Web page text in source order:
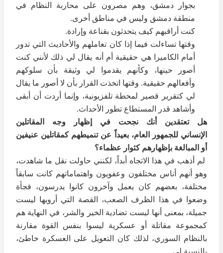
بجوار دمشق، وهم مصرون على محاربة النظام في
منطقة دمشق وليس في مناطق أخرى.
كنت أراقبهم كيف يتحدثون بقناعة وإرادة.
وقتها تساءلت فيما إذا كان تعاملهم والأحاديث التي تدور
أمام الكاميرا هي حقيقية أم أنه يقال لي ذلك لأنني كنت
أصور حينها، وكأنهم يقدموا لي وثيقة بأن سلوكهم
وأفعالهم حقيقية. وقتها اتخذت القرار بأن لا أصور ما يقال
لي كتقرير قصير لمحطة تلفزيونية، وإنما أردت أن أبقى
وأشاهد قدر المستطاع تطور الأحداث.
هل تعتقدين أنك نجحت في إظهار وجه المقاتلين
الإنساني للجمهور العام، بعيداً عن تنميطهم كمقاتلين عنيفين
أو المبالغة بإظهارهم كثوار عظماء؟
لم أذهب في هذا الاتجاه أبداً، لكنني حاولت نقل ما شاهدت،
وهو أنهم أناس مختلفون وعفويون واهتماماتهم كانت سابقاً
مختلفة، بعضهم كان يعمل وآخرون كانوا يدرسون، فجأة
وضعوا في هذا الظرف الصعب، القصة التي أرويها ليست
جميلة، بمعنى أنها ليست تضادية الخير والشر، في النهاية هم
كمجموعة مقاتلة أو عسكرية ليسوا بنفس القوة مقارنة
بالنظام السوري، لذلك كان التعويل على العسكرة خاطئ،
بالنسبة لي.